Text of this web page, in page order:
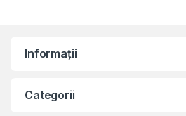
Informații
Categorii